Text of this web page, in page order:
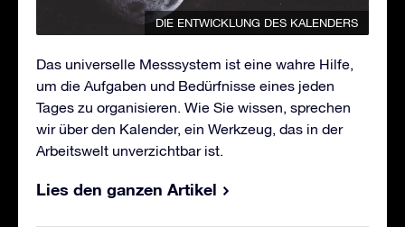
DIE ENTWICKLUNG DES KALENDERS
Das universelle Messsystem ist eine wahre Hilfe,
um die Aufgaben und Bedürfnisse eines jeden
Tages zu organisieren. Wie Sie wissen, sprechen
wir über den Kalender, ein Werkzeug, das in der
Arbeitswelt unverzichtbar ist.
Lies den ganzen Artikel